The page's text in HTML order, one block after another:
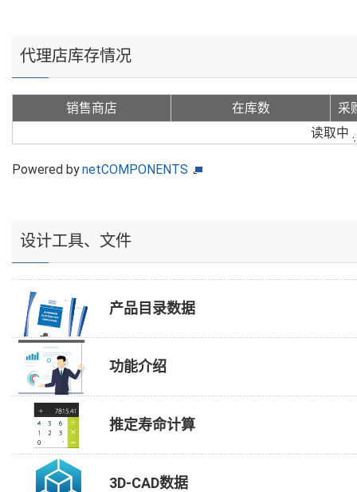
代理店库存情况
销售商店 在库数
采
读取中
Powered bynetCOMPONENTS
设计工具、文件
产品目录数据
功能介绍
推定寿命计算
3D-CAD数据